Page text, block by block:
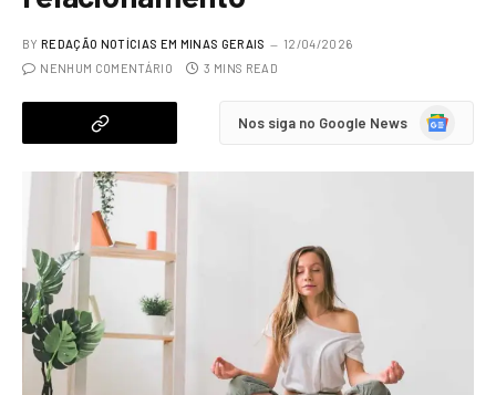
BY REDAÇÃO NOTÍCIAS EM MINAS GERAIS
12/04/2026
NENHUM COMENTÁRIO
3 MINS READ
Nos siga no Google News
Google